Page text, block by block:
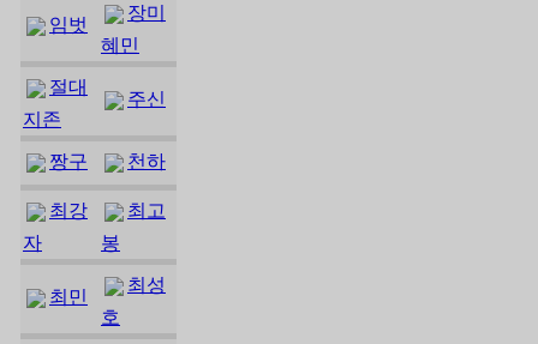
임벗
장미
혜민
절대
지존
주신
짱구 천하
최강
자
최고
봉
최민
최성
호